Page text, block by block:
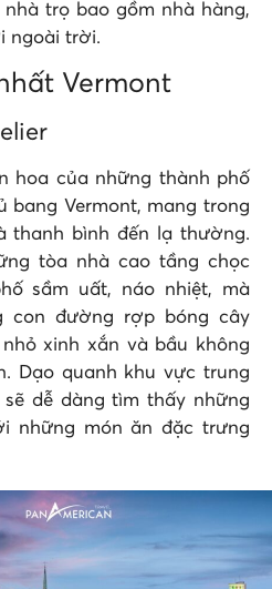
trọ bao gồm nhà hàng,
ngoài trời.
Vermont
hoa của những thành phố
bang Vermont, mang trong
thanh bình đến lạ thường.
tòa nhà cao tầng chọc
sầm uất, náo nhiệt, mà
con đường rợp bóng cây
xinh xắn và bầu không
Dạo quanh khu vực trung
dễ dàng tìm thấy những
những món ăn đặc trưng